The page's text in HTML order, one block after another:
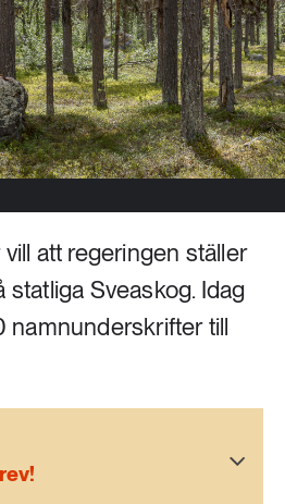
att regeringen ställer
statliga Sveaskog. Idag
till